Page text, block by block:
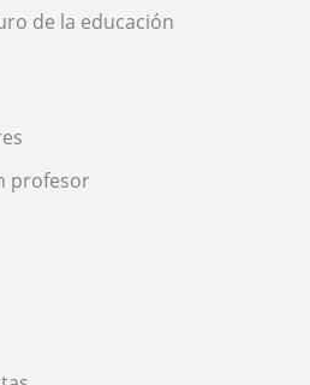
de la educación
profesor